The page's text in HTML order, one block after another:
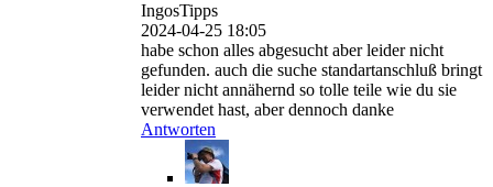
IngosTipps
2024-04-25 18:05
habe schon alles abgesucht aber leider nicht
gefunden. auch die suche standartanschluß bringt
leider nicht annähernd so tolle teile wie du sie
verwendet hast, aber dennoch danke
Antworten